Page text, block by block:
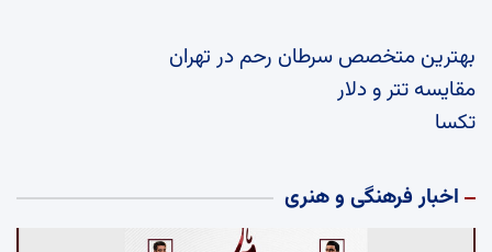
بهترین متخصص سرطان رحم در تهران
مقایسه تتر و دلار
تکسا
اخبار فرهنگی و هنری